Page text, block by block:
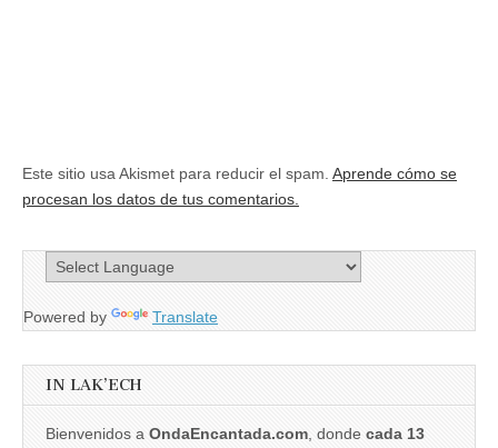
Este sitio usa Akismet para reducir el spam. Aprende cómo se
procesan los datos de tus comentarios.
Powered by Translate
IN LAK’ECH
Bienvenidos a OndaEncantada.com , donde cada 13